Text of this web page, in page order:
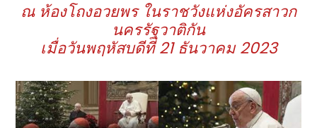
ณ ห้องโถงอวยพร ในราชวังแห่งอัครสาวก
นครรัฐวาติกัน
เมื่อวันพฤหัสบดีที่21 ธันวาคม 2023